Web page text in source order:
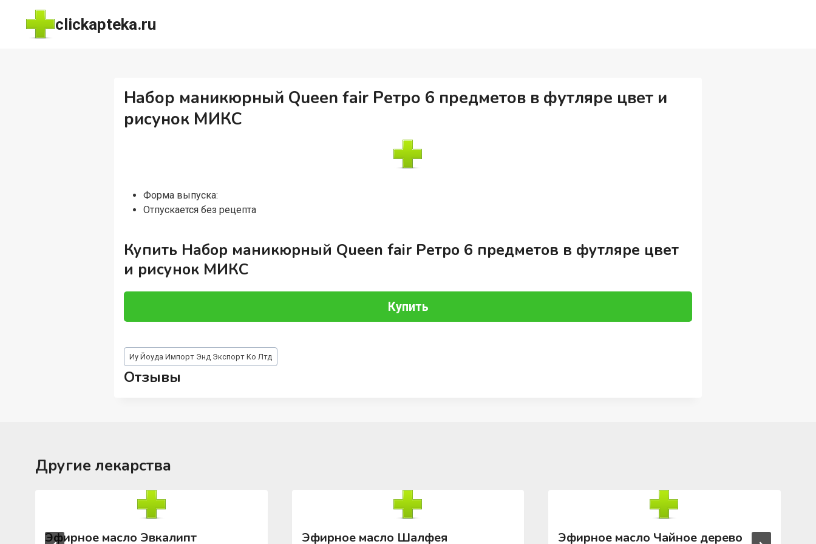
Перейти
содержимому
clickapteka.ru
Набор маникюрный Queen fair Ретро 6 предметов в футляре цвет и
рисунок МИКС
Форма выпуска:
Отпускается без рецепта
Купить Набор маникюрный Queen fair Ретро 6 предметов в футляре цвет
и рисунок МИКС
Купить
Метки
записи:
Иу Йоуда Импорт Энд Экспорт Ко Лтд
Отзывы
Другие лекарства
Эфирное масло Эвкалипт Эфирное масло Шалфея Эфирное масло Чайное дерево